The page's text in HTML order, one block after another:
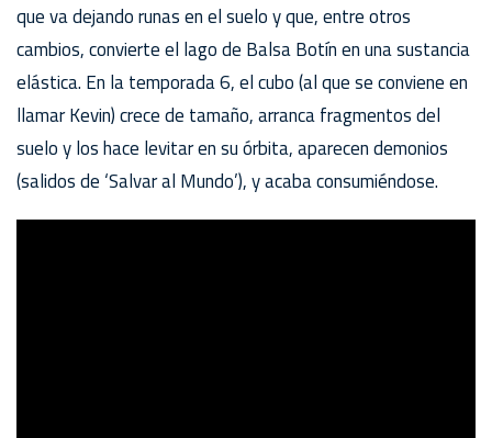
que va dejando runas en el suelo y que, entre otros
cambios, convierte el lago de Balsa Botín en una sustancia
elástica. En la temporada 6, el cubo (al que se conviene en
llamar Kevin) crece de tamaño, arranca fragmentos del
suelo y los hace levitar en su órbita, aparecen demonios
(salidos de ‘Salvar al Mundo’), y acaba consumiéndose.